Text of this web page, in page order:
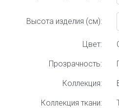
Высота изделия (см):
Цвет:
Прозрачность:
Коллекция:
Коллекция ткани: